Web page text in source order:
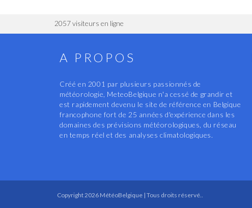
2057 visiteurs en ligne
A PROPOS
Créé en 2001 par plusieurs passionnés de
météorologie, MeteoBelgique n'a cessé de grandir et
est rapidement devenu le site de référence en Belgique
francophone fort de 25 années d'expérience dans les
domaines des prévisions météorologiques, du réseau
en temps réel et des analyses climatologiques.
Copyright 2026 MétéoBelgique | Tous droits réservé..